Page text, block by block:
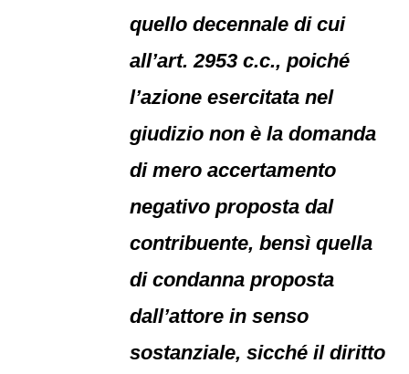
quello decennale di cui
all’art. 2953 c.c., poiché
l’azione esercitata nel
giudizio non è la domanda
di mero accertamento
negativo proposta dal
contribuente, bensì quella
di condanna proposta
dall’attore in senso
sostanziale, sicché il diritto